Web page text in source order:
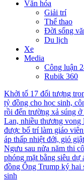
Văn hóa
Giải trí
Thể thao
Đời sống
Du lịch
Xe
Media
Công luận
Rubik 360
Khởi tố 17 đối tượng
tỷ đồng cho học sinh,
rồi đến trường xả súng
Lan, nhiều thương vong
được bố trí làm giáo
áp thấp nhiệt đới, gió
Ngưu sau nửa năm thi
phóng mặt bằng siêu
đồng Ông Trump ký hai
sinh